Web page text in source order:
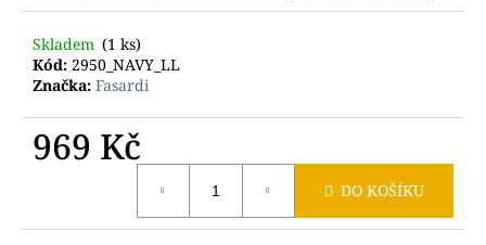
Skladem (1 ks)
Kód: 2950_NAVY_LL
Značka: Fasardi
969 Kč
DO KOŠÍKU